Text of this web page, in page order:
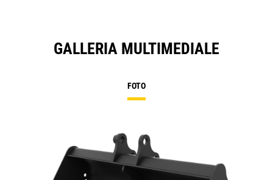
GALLERIA MULTIMEDIALE
FOTO